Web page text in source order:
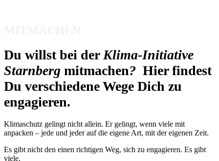
Du willst bei der Klima-Initiative
Starnberg mitmachen? Hier findest
Du verschiedene Wege Dich zu
engagieren.
Klimaschutz gelingt nicht allein. Er gelingt, wenn viele mit
anpacken – jede und jeder auf die eigene Art, mit der eigenen Zeit.
Es gibt nicht den einen richtigen Weg, sich zu engagieren. Es gibt
viele.